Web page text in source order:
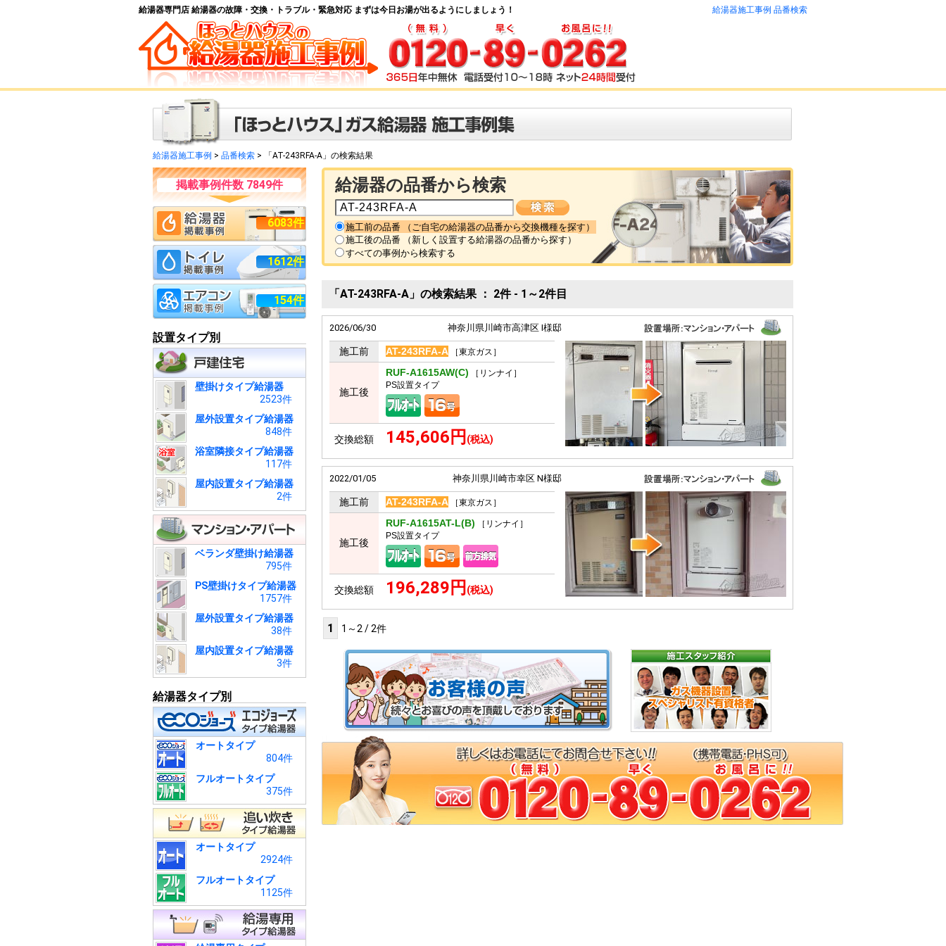
給湯器専門店 給湯器の故障・交換・トラブル・緊急対応 まずは今日お湯が出るようにしましょう！ 給湯器施工事例 品番検索
給湯器施工事例 > 品番検索 > 「AT-243RFA-A」の検索結果
掲載事例件数 7849件
6083件
1612件
154件
設置タイプ別
壁掛けタイプ給湯器
2523件
屋外設置タイプ給湯器
848件
浴室隣接タイプ給湯器
117件
屋内設置タイプ給湯器
2件
ベランダ壁掛け給湯器
795件
PS壁掛けタイプ給湯器
1757件
屋外設置タイプ給湯器
38件
屋内設置タイプ給湯器
3件
給湯器タイプ別
オートタイプ
804件
フルオートタイプ
375件
オートタイプ
2924件
フルオートタイプ
1125件
給湯器の品番から検索
施工前の品番 （ご自宅の給湯器の品番から交換機種を探す）
施工後の品番 （新しく設置する給湯器の品番から探す）
すべての事例から検索する
「AT-243RFA-A」の検索結果 ： 2件 - 1～2件目
2026/06/30 神奈川県川崎市高津区 I様邸
施工前 AT-243RFA-A ［東京ガス］
施工後
RUF-A1615AW(C)
［リンナイ］
PS設置タイプ
交換総額 145,606円 (税込)
2022/01/05 神奈川県川崎市幸区 N様邸
施工前 AT-243RFA-A ［東京ガス］
施工後
RUF-A1615AT-L(B)
［リンナイ］
PS設置タイプ
交換総額 196,289円 (税込)
1 1～2 / 2件